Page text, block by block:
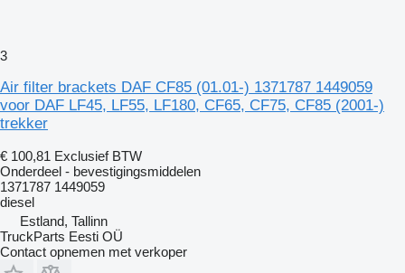
3
Air filter brackets DAF CF85 (01.01-) 1371787 1449059
voor DAF LF45, LF55, LF180, CF65, CF75, CF85 (2001-)
trekker
€ 100,81 Exclusief BTW
Onderdeel - bevestigingsmiddelen
1371787 1449059
diesel
Estland, Tallinn
TruckParts Eesti OÜ
Contact opnemen met verkoper